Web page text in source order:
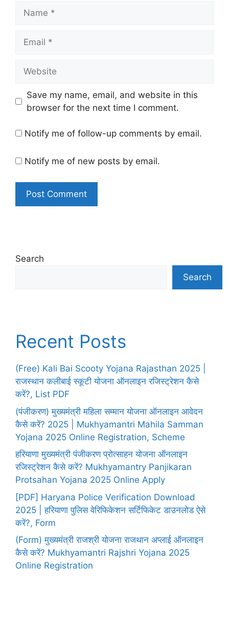
Save my name, email, and website in this
browser for the next time I comment.
Notify me of follow-up comments by email.
Notify me of new posts by email.
Search
Search
Recent Posts
(Free) Kali Bai Scooty Yojana Rajasthan 2025 |
राजस्थान कलीबाई स्कूटी योजना ऑनलाइन रजिस्ट्रेशन कैसे
करें?, List PDF
(पंजीकरण) मुख्यमंत्री महिला सम्मान योजना ऑनलाइन आवेदन
कैसे करें? 2025 | Mukhyamantri Mahila Samman
Yojana 2025 Online Registration, Scheme
हरियाणा मुख्यमंत्री पंजीकरण प्रोत्साहन योजना ऑनलाइन
रजिस्ट्रेशन कैसे करें? Mukhyamantry Panjikaran
Protsahan Yojana 2025 Online Apply
[PDF] Haryana Police Verification Download
2025 | हरियाणा पुलिस वेरिफिकेशन सर्टिफिकेट डाउनलोड ऐसे
करें?, Form
(Form) मुख्यमंत्री राजश्री योजना राजथान अप्लाई ऑनलाइन
कैसे करें? Mukhyamantri Rajshri Yojana 2025
Online Registration